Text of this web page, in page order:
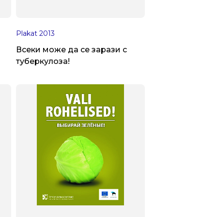
Plakat 2013
Всеки може да се зарази с
туберкулоза!